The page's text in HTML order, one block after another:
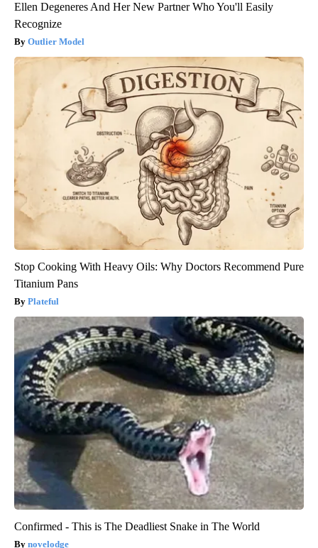
Ellen Degeneres And Her New Partner Who You'll Easily
Recognize
Outlier Model
Stop Cooking With Heavy Oils: Why Doctors Recommend Pure
Titanium Pans
Plateful
Confirmed - This is The Deadliest Snake in The World
novelodge